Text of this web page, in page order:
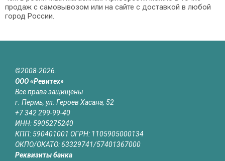
продаж с самовывозом или на сайте с доставкой в любой
город России.
©2008-2026.
ООО «Ревитех»
Все права защищены
г. Пермь, ул. Героев Хасана, 52
+7 342 299-99-40
ИНН: 5905275240
КПП: 590401001 ОГРН: 1105905000134
ОКПО/ОКАТО: 63329741/57401367000
Реквизиты банка